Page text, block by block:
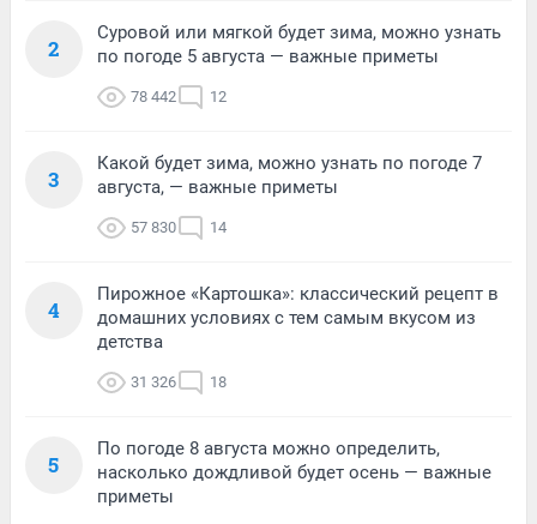
2
Суровой или мягкой будет зима, можно узнать
по погоде 5 августа — важные приметы
78 442 12
3
Какой будет зима, можно узнать по погоде 7
августа, — важные приметы
57 830 14
4
Пирожное «Картошка»: классический рецепт в
домашних условиях с тем самым вкусом из
детства
31 326 18
5
По погоде 8 августа можно определить,
насколько дождливой будет осень — важные
приметы